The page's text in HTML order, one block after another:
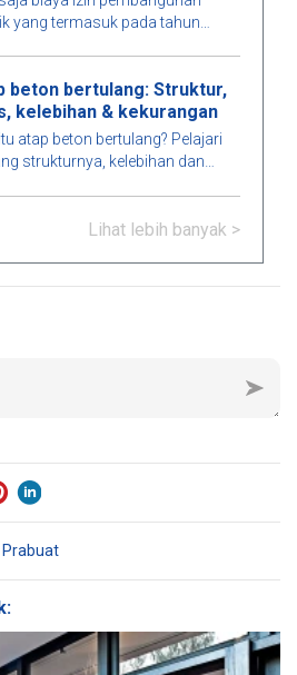
yang termasuk pada tahun
mana yang mengeluarkan
Temukan jawabannya di sini.
beton bertulang: Struktur,
kelebihan & kekurangan
atap beton bertulang? Pelajari
strukturnya, kelebihan dan
pemasangan yang tepat.
Lihat lebih banyak >
Prabuat